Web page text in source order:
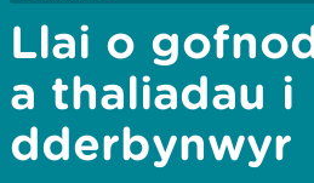
Llai o
a thaliadau i
dderbynwyr